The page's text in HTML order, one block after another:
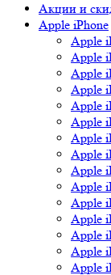
Акции и
Apple iPhone
Apple
Apple
Apple
Apple
Apple
Apple
Apple
Apple
Apple
Apple
Apple
Apple
Apple
Apple
Apple